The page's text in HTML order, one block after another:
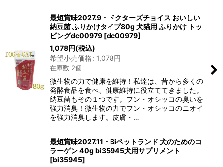
最短賞味2027.9・ドクターズチョイス おいしい
納豆菌 ふりかけタイプ80g 犬猫用 ふりかけ トッ
ピングdc00979 [dc00979]
1,078円(税込)
希望小売価格: 1,078円
在庫数 2個
微生物の力で健康を維持！私達は、昔から多くの
発酵食品を食べ、健康維持に役立ててきました。
納豆菌もその１つです。フン・オシッコの臭いを
強力消臭！微生物の力でフン・オシッコのニオイ
を強力消臭します。皮膚・…
最短賞味2027.11・Biペットランド 犬のためのコ
ラーゲン 40g bi35945犬用サプリメント
[bi35945]